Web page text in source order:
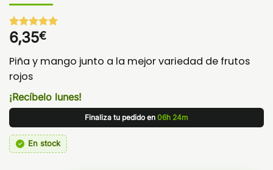
Valorado
con5de 5
1
valoración
de un
cliente
6,35€
Piña y mango junto a la mejor variedad de frutos
rojos
¡Recíbelo lunes!
Finaliza tu pedido en 06h 24m
En stock